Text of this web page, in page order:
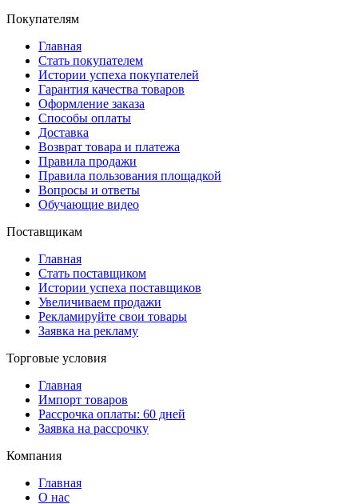
Покупателям
Главная
Стать покупателем
Истории успеха покупателей
Гарантия качества товаров
Оформление заказа
Способы оплаты
Доставка
Возврат товара и платежа
Правила продажи
Правила пользования площадкой
Вопросы и ответы
Обучающие видео
Поставщикам
Главная
Стать поставщиком
Истории успеха поставщиков
Увеличиваем продажи
Рекламируйте свои товары
Заявка на рекламу
Торговые условия
Главная
Импорт товаров
Рассрочка оплаты: 60 дней
Заявка на рассрочку
Компания
Главная
О нас